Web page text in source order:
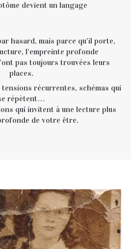
devient un langage
hasard, mais parce qu’il porte,
l’empreinte profonde
pas toujours trouvées leurs
places.
récurrentes, schémas qui
répètent…
qui invitent à une lecture plus
de votre être.